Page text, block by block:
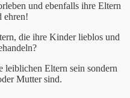
und ebenfalls ihre Eltern
ehren!
die ihre Kinder lieblos und
leiblichen Eltern sein sondern
Mutter sind.